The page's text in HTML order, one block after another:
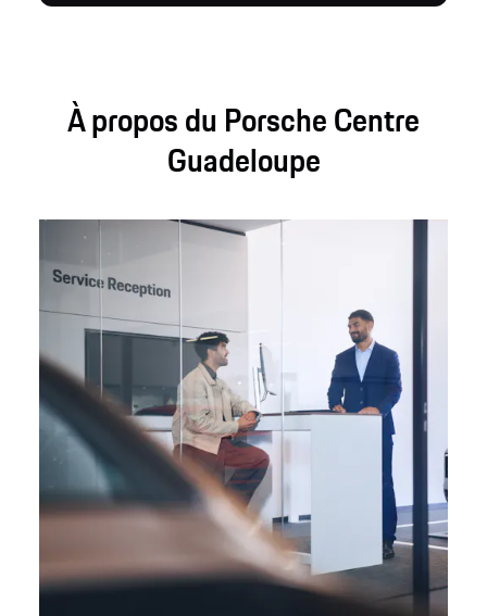
À propos du Porsche Centre
Guadeloupe